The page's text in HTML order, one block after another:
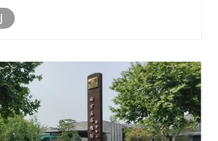
systemami klimatyzatorów. Basenowa